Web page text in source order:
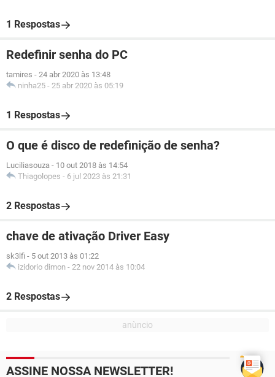
1 Respostas
Redefinir senha do PC
tamires - 24 abr 2020 às 13:48
ninha25 - 25 abr 2020 às 05:19
1 Respostas
O que é disco de redefinição de senha?
Luciliasouza - 10 out 2018 às 14:54
Thiagolopes - 6 jul 2023 às 21:31
2 Respostas
chave de ativação Driver Easy
sk3lfi - 5 out 2013 às 01:22
izidorio dimon - 22 nov 2014 às 10:04
2 Respostas
ASSINE NOSSA NEWSLETTER!